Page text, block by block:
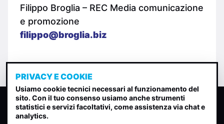
Filippo Broglia – REC Media comunicazione
e promozione
filippo@broglia.biz
CLASSIFICA INDIE
Classifica per indice di gradimento generata dall analisi di
PRIVACY E COOKIE
Usiamo cookie tecnici necessari al funzionamento del
sito. Con il tuo consenso usiamo anche strumenti
statistici e servizi facoltativi, come assistenza via chat e
analytics.